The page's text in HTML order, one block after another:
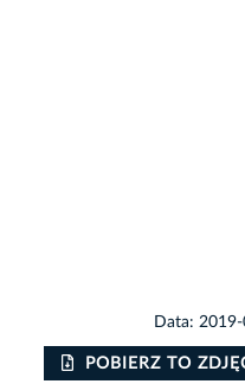
Data:
POBIERZ TO